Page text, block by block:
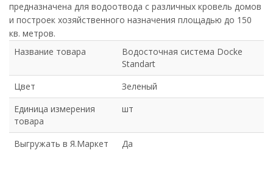
предназначена для водоотвода с различных кровель домов
и построек хозяйственного назначения площадью до 150
кв. метров.
Название товара
Водосточная система Docke
Standart
Цвет
Зеленый
Единица измерения
товара
шт
Выгружать в Я.Маркет Да